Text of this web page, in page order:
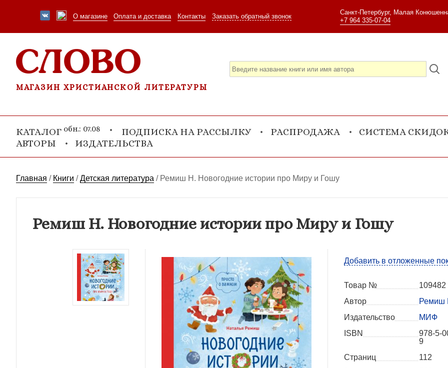
О магазине Оплата и доставка Контакты Заказать обратный звонок
Санкт-Петербург, Малая
+7 964 335-07-04
МАГАЗИН ХРИСТИАНСКОЙ ЛИТЕРАТУРЫ
КАТАЛОГ обн.: 07.08 ПОДПИСКА НА РАССЫЛКУ РАСПРОДАЖА
СИСТЕМА
АВТОРЫ
ИЗДАТЕЛЬСТВА
Главная / Книги /Детская литература / Ремиш Н. Новогодние истории про Миру и Гошу
Ремиш Н. Новогодние истории про Миру и Гошу
Добавить в отложенные
Товар №
109482
Автор
Ремиш
Издательство
МИФ
ISBN
978-5-
9
Страниц
112